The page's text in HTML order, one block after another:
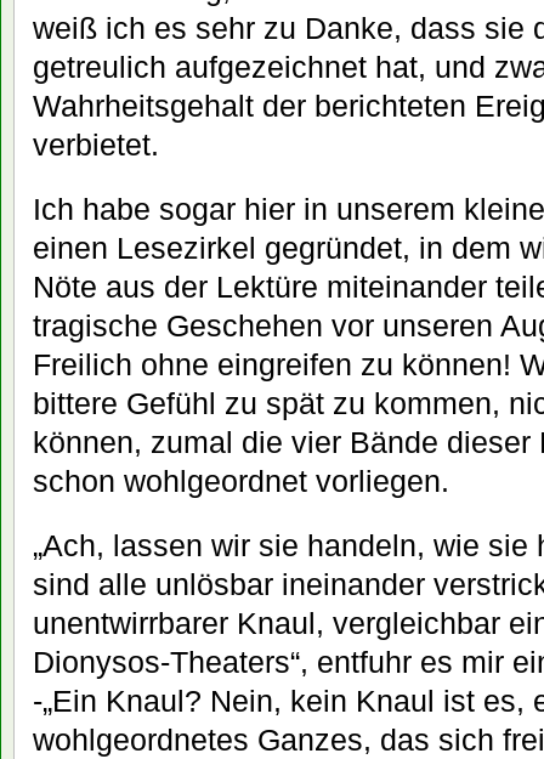
weiß ich es sehr zu Danke, dass sie
getreulich aufgezeichnet hat, und
Wahrheitsgehalt der berichteten
verbietet.
Ich habe sogar hier in unserem
einen Lesezirkel gegründet, in dem
Nöte aus der Lektüre miteinander
tragische Geschehen vor unseren
Freilich ohne eingreifen zu können!
bittere Gefühl zu spät zu kommen,
können, zumal die vier Bände
schon wohlgeordnet vorliegen.
„Ach, lassen wir sie handeln, wie sie
sind alle unlösbar ineinander
unentwirrbarer Knaul, vergleichbar
Dionysos-Theaters“, entfuhr es mir
-„Ein Knaul? Nein, kein Knaul ist es,
wohlgeordnetes Ganzes, das sich